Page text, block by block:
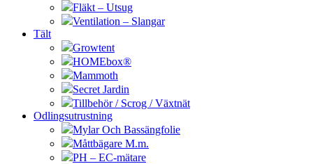
Fläkt – Utsug
Ventilation – Slangar
Tält
Growtent
HOMEbox®
Mammoth
Secret Jardin
Tillbehör / Scrog / Växtnät
Odlingsutrustning
Mylar Och Bassängfolie
Måttbägare M.m.
PH – EC-mätare